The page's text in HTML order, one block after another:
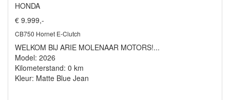
HONDA
€ 9.999,-
CB750 Hornet E-Clutch
WELKOM BIJ ARIE MOLENAAR MOTORS!...
Model: 2026
Kilometerstand: 0 km
Kleur: Matte Blue Jean